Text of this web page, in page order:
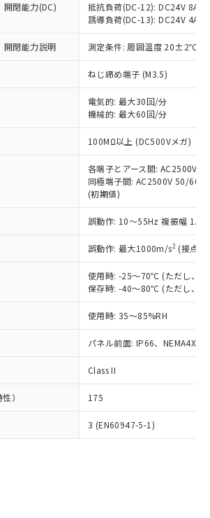
開閉能力(DC)
抵抗負荷(DC-12): DC24V 8A/
誘導負荷(DC-13): DC24V 4A/
開閉能力説明 測定条件: 周囲温度 20±2℃、
ねじ締め端子 (M3.5)
電気的: 最大30回/分
機械的: 最大60回/分
100MΩ以上 (DC500Vメガ)
各端子とアース間: AC2500V
同極端子間: AC2500V 50/
(初期値)
誤動作: 10～55Hz 複振幅
誤動作: 最大1000m/s2 (接点
使用時: -25～70℃ (ただし、氷
保存時: -40～80℃ (ただし、氷
使用時: 35～85%RH
パネル前面: IP66、NEMA4X,
Class II
） 175
3 (EN60947-5-1)
をお読みいただき、同意のうえ
さい。
ービスは、当社制御機器事業取扱
の当社在庫状況および標準価格
)を提供させていただくもので
制御機器事業取扱商品の中には、
ービスの対象外となる商品もある
をご了承ください。
状況および標準価格照会結果は、
している更新日時点での社内デー
基づき作成されるものであり、閲
れた時点での実際の在庫および標
格とは異なる場合があることをご
な納期状況および標準価格はお客
お取引先、またはお客様担当のオ
ン制御機器販売店・当社販売員に
ロン制御機器販売店や当社販売拠
販売ネットワーク
」をご確認
況および標準価格結果を当社の
の承諾なく第三者に漏洩または開
いようお願いします。
パーツ機能（部品リスト作成サー
）をご利用いただくには、I-Web
し：EU RoHS指令（10物質）の
対応の商品で、対応品を出す予
中：EU RoHS指令（10物質）の
応状況を調査中または確認中の
ライセンス料など無形物で、有
と関係のない商品です。
事情により、非含有部品として
、含有品と判明した場合などや
更することがあります。
以下、 水銀(Hg) 1000ppm以下、 カド
1000ppm以下、ポリ臭化ビフェニル
以下、ポリ臭化ジフェニルエーテル類
） 1000ppm以下、フタル酸ジブチル
以下、フタル酸ジイソブチル
令で産業用監視および制御機器に対する
除く。
テル類の４物質については閾値を超える意
いことを確認しています。
切り替え状況などにより、予定
ることがあります。
大均質材料含有率が中国RoHSの
であることを示します。
均質材料含有率が中国RoHSの
えていることを示します。
確認です。当社販売部門へお問
物質の基準値 (GB/T26572)：
、 Hg(水銀) : 1000ppm、 Cd(カドミウ
ロム) : 1000ppm、 PBBs(ポリ臭化ビフェ
、 PBDEs(ポリ臭化ジフェニルエーテ
、
ジブチル) : 1000ppm、 DIBP(フタル酸ジ
1000ppm、 BBP(フタル酸ブチルベンジ
ビス(2-エチルヘキシル)) : 1000ppm
害物質（10物質）のすべてが基
ることを示します。
常の使用状況下において有害物
漏えいし、環境に深刻な影響を
年数を意味します。
は、これら貴社製品のうち、外国
および外国貿易法に定める商品
下｢規制貨物等」という）を輸出
は国外への提供する場合は、日本
府の輸出許可(または役務取引許
取得するなどの必要な手続きを
は規制貨物を破棄する場合は、完
破砕するなど、違法に輸出されな
う必要な手段を講じます。
は貴社製品を、核兵器、ミサイ
化学兵器、生物兵器またはその他
並びにこれらの製造装置等に一切
、貴社製品を第三者に販売する
は、上記1、2および3の内容を当
者に通知します。また当社は、
先および販売に係わる関係者が違
輸出するおそれがある場合は、取
をいたしません。
一定数以上の在庫あり
一定数には満たないが在庫あり
在庫なし(最新の在庫状況につ
いては、お客様のお取引先、ま
たはお客様担当のオムロン制御
機器販売店・当社販売員にご確
受注生産機種、また在庫状況の
情報を公開していない機種